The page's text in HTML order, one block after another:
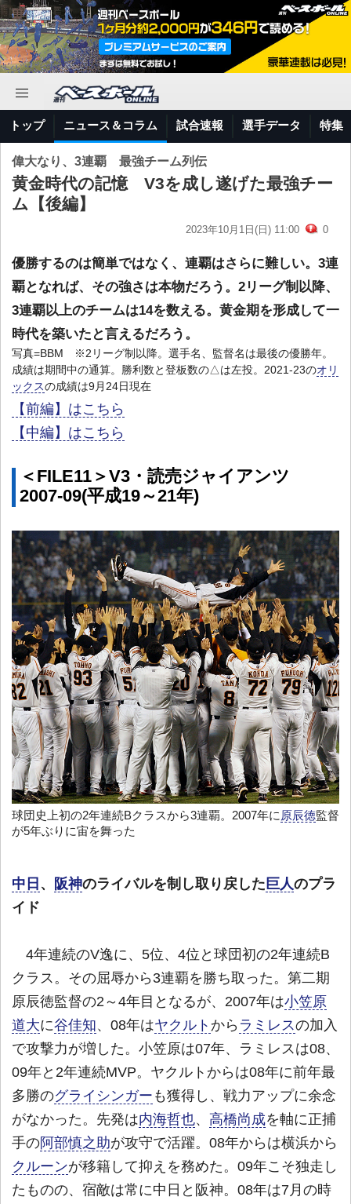
トップ ニュース＆コラム 試合速報 選手データ 特集
偉大なり、3連覇 最強チーム列伝
黄金時代の記憶 V3を成し遂げた最強チー
ム【後編】
2023年10月1日(日) 11:00 0
優勝するのは簡単ではなく、連覇はさらに難しい。3連
覇となれば、その強さは本物だろう。2リーグ制以降、
3連覇以上のチームは14を数える。黄金期を形成して一
時代を築いたと言えるだろう。
写真=BBM ※2リーグ制以降。選手名、監督名は最後の優勝年。
成績は期間中の通算。勝利数と登板数の△は左投。2021-23のオリ
ックスの成績は9月24日現在
【前編】はこちら
【中編】はこちら
＜FILE11＞V3・読売ジャイアンツ
2007-09(平成19～21年)
球団史上初の2年連続Bクラスから3連覇。2007年に 原辰徳監督
が5年ぶりに宙を舞った
中日 、 阪神のライバルを制し取り戻した 巨人のプラ
イド
4年連続のV逸に、5位、4位と球団初の2年連続B
クラス。その屈辱から3連覇を勝ち取った。第二期
原辰徳監督の2～4年目となるが、2007年は小笠原
道大に谷佳知、08年はヤクルト から ラミレスの加入
で攻撃力が増した。小笠原は07年、ラミレスは08、
09年と2年連続MVP。ヤクルトからは08年に前年最
多勝のグライシンガー も獲得し、戦力アップに余念
がなかった。先発は内海哲也、 高橋尚成を軸に正捕
手の阿部慎之助が攻守で活躍。08年からは横浜から
クルーンが移籍して抑えを務めた。09年こそ独走し
たものの、宿敵は常に中日と阪神。08年は7月の時